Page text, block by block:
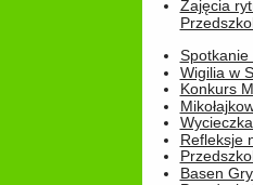
Zajęcia
Spotkanie
Wigilia w
Konkurs
Refleksje
Basen